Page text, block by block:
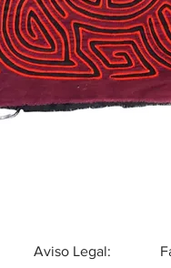
Aviso Legal: